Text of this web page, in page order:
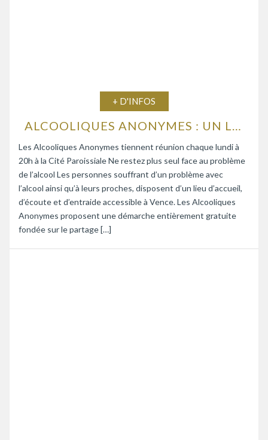
+ D'INFOS
Les Alcooliques Anonymes tiennent réunion chaque lundi à
20h à la Cité Paroissiale Ne restez plus seul face au problème
de l’alcool Les personnes souffrant d’un problème avec
l’alcool ainsi qu’à leurs proches, disposent d’un lieu d’accueil,
d’écoute et d’entraide accessible à Vence. Les Alcooliques
Anonymes proposent une démarche entièrement gratuite
fondée sur le partage […]